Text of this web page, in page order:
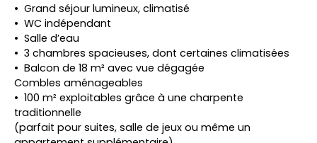
Grand séjour lumineux, climatisé
WC indépendant
Salle d’eau
3 chambres spacieuses, dont certaines climatisées
Balcon de 18 m² avec vue dégagée
Combles aménageables
100 m² exploitables grâce à une charpente
traditionnelle
(parfait pour suites, salle de jeux ou même un